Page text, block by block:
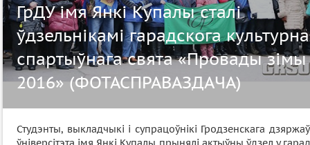
ГрДУ імя Янкі Купалы сталі
ўдзельнікамі гарадскога
спартыўнага свята «Провады зімы
2016» (ФОТАСПРАВАЗДАЧА)
Студэнты, выкладчыкі і супрацоўнікі Гродзенскага